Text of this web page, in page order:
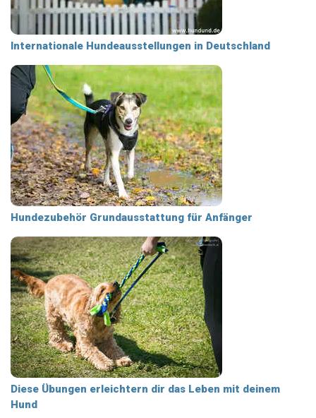
Internationale Hundeausstellungen in Deutschland
Hundezubehör Grundausstattung für Anfänger
Diese Übungen erleichtern dir das Leben mit deinem
Hund